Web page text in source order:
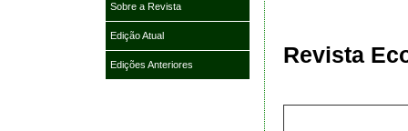
Sobre a Revista
Edição Atual
Edições Anteriores Revista